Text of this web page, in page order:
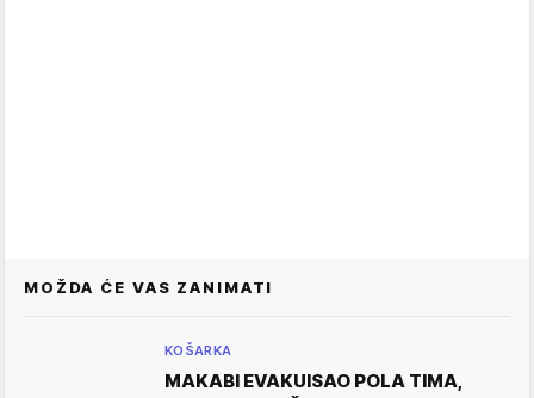
MOŽDA ĆE VAS ZANIMATI
KOŠARKA
MAKABI EVAKUISAO POLA TIMA,